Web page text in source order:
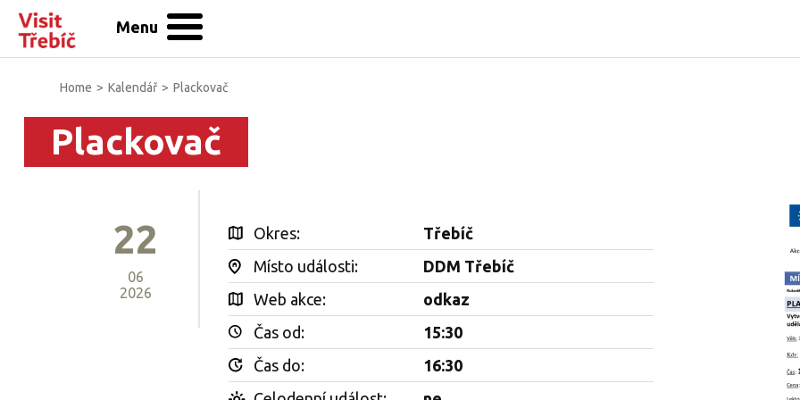
Menu
Home > Kalendář > Plackovač
Plackovač
22
06
2026
Okres:
Třebíč
Místo události:
DDM Třebíč
Web akce:
odkaz
Čas od:
15:30
Čas do:
16:30